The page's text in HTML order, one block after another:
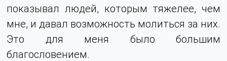
показывал людей, которым тяжелее, чем
мне, и давал возможность молиться за них.
Это для меня было большим
благословением.